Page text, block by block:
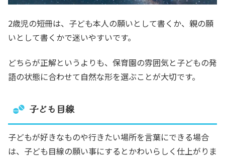
2歳児の短冊は、子ども本人の願いとして書くか、親の願
いとして書くかで迷いやすいです。
どちらが正解というよりも、保育園の雰囲気と子どもの発
語の状態に合わせて自然な形を選ぶことが大切です。
子ども目線
子どもが好きなものや行きたい場所を言葉にできる場合
は、子ども目線の願い事にするとかわいらしく仕上がりま